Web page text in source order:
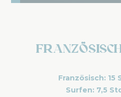
Französisch: 15
Surfen: 7,5